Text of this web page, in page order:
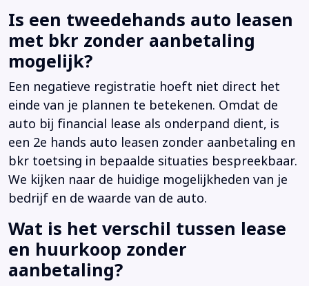
Is een tweedehands auto leasen
met bkr zonder aanbetaling
mogelijk?
Een negatieve registratie hoeft niet direct het
einde van je plannen te betekenen. Omdat de
auto bij financial lease als onderpand dient, is
een 2e hands auto leasen zonder aanbetaling en
bkr toetsing in bepaalde situaties bespreekbaar.
We kijken naar de huidige mogelijkheden van je
bedrijf en de waarde van de auto.
Wat is het verschil tussen lease
en huurkoop zonder
aanbetaling?